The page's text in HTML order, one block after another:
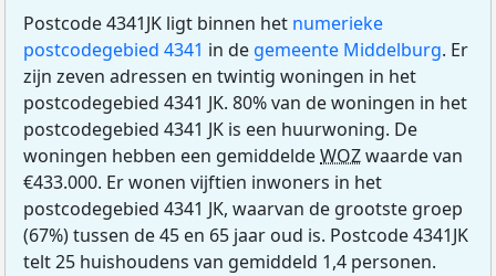
Postcode 4341JK ligt binnen het numerieke
postcodegebied 4341 in de gemeente Middelburg. Er
zijn zeven adressen en twintig woningen in het
postcodegebied 4341 JK. 80% van de woningen in het
postcodegebied 4341 JK is een huurwoning. De
woningen hebben een gemiddeldeWOZwaarde van
€433.000. Er wonen vijftien inwoners in het
postcodegebied 4341 JK, waarvan de grootste groep
(67%) tussen de 45 en 65 jaar oud is. Postcode 4341JK
telt 25 huishoudens van gemiddeld 1,4 personen.